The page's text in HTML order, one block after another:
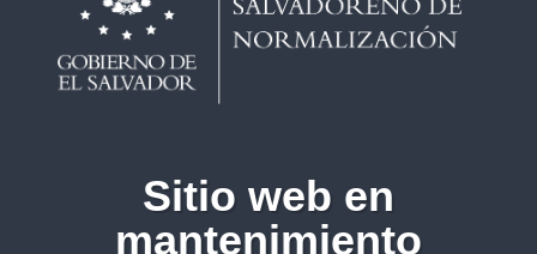
Sitio web en
mantenimiento